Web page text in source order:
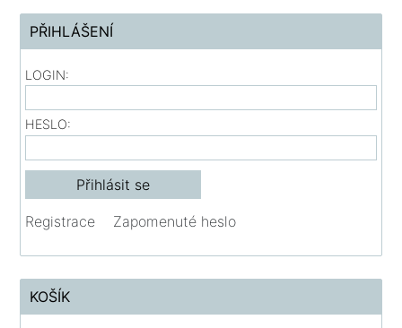
PŘIHLÁŠENÍ
LOGIN:
HESLO:
Registrace Zapomenuté heslo
KOŠÍK